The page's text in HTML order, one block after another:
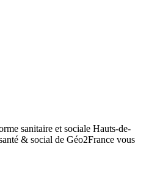
sanitaire et sociale Hauts-de-
& social de Géo2France vous